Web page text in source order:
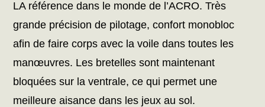
LA référence dans le monde de l’ACRO. Très
grande précision de pilotage, confort monobloc
afin de faire corps avec la voile dans toutes les
manœuvres. Les bretelles sont maintenant
bloquées sur la ventrale, ce qui permet une
meilleure aisance dans les jeux au sol.